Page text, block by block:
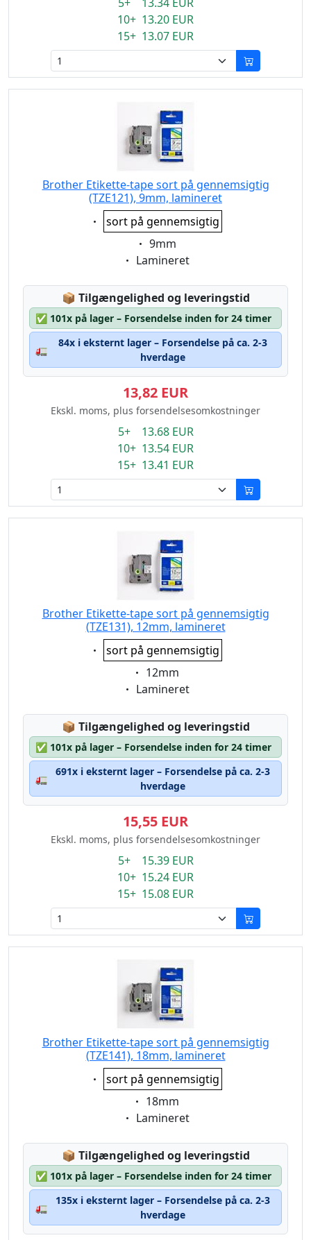
10+ 13.20 EUR
15+ 13.07 EUR
Brother Etikette-tape sort på gennemsigtig
(TZE121), 9mm, lamineret
Eigenschaft:
sort på gennemsigtig
Eigenschaft:
9mm
Eigenschaft:
Lamineret
📦 Lagerstatus:
Tilgængelighed og leveringstid
✅ 101x på lager – Forsendelse inden for 24 timer
🚛
84x i eksternt lager – Forsendelse på ca. 2-3
hverdage
13,82 EUR
Ekskl. moms, plus forsendelsesomkostninger
5+ 13.68 EUR
10+ 13.54 EUR
15+ 13.41 EUR
Brother Etikette-tape sort på gennemsigtig
(TZE131), 12mm, lamineret
Eigenschaft:
sort på gennemsigtig
Eigenschaft:
12mm
Eigenschaft:
Lamineret
📦 Lagerstatus:
Tilgængelighed og leveringstid
✅ 101x på lager – Forsendelse inden for 24 timer
🚛
691x i eksternt lager – Forsendelse på ca. 2-3
hverdage
15,55 EUR
Ekskl. moms, plus forsendelsesomkostninger
5+ 15.39 EUR
10+ 15.24 EUR
15+ 15.08 EUR
Brother Etikette-tape sort på gennemsigtig
(TZE141), 18mm, lamineret
Eigenschaft:
sort på gennemsigtig
Eigenschaft:
18mm
Eigenschaft:
Lamineret
📦 Lagerstatus:
Tilgængelighed og leveringstid
✅ 101x på lager – Forsendelse inden for 24 timer
🚛
135x i eksternt lager – Forsendelse på ca. 2-3
hverdage